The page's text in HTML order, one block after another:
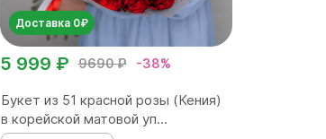
Доставка 0₽
9690 ₽ -38%
5 999 ₽
Букет из 51 красной розы (Кения)
в корейской матовой уп...